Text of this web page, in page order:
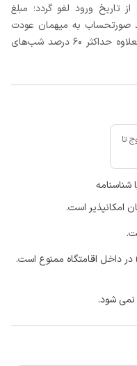
حداقل 5 روز کامل از تاریخ ورود لغو گردد؛ مبلغ
پس از کسر حداکثر 25 درصد صورتحساب به میهمان عودت
می‌شود. در غیر اینصورت اجاره شب اول بعلاوه حداکثر 60 درصد شب‌های
تا
شناسنامه
امکانپذیر است.
در داخل اقامتگاه ممنوع است.
نمی شود.